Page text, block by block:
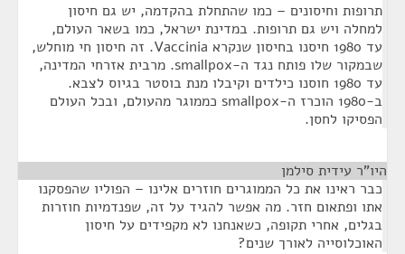
תרופות וחיסונים – כמו שהתחלת בהקדמה, יש גם חיסון
למחלה ויש גם תרופות. במדינת ישראל, כמו בשאר העולם,
עד 1980 חיסנו בחיסון שנקרא Vaccinia. זה חיסון חי מוחלש,
שבמקור שלו פותח נגד ה-smallpox. מרבית אזרחי המדינה,
עד 1980 חוסנו כילדים וקיבלו מנת בוסטר בגיוס לצבא.
ב-1980 הוכרז ה-smallpox כממוגר מהעולם, ובכל העולם
הפסיקו לחסן.
היו"ר עידית סילמן
כבר ראינו את כל הממוגרים חוזרים אלינו – הפוליו שהפסקנו
אתו ופתאום חזר. מה אפשר להגיד על זה, שפנדמיות חוזרות
בגלים, אחרי תקופה, כשאנחנו לא מקפידים על חיסון
האוכלוסייה לאורך שנים?